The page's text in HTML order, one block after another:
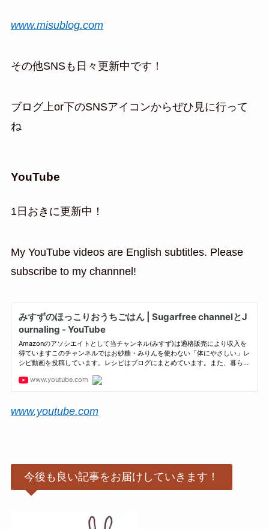
www.misublog.com
その他SNSも日々更新中です！
ブログ上or下のSNSアイコンからぜひ見に行って
ね
YouTube
1日おきに更新中！
My YouTube videos are English subtitles. Please
subscribe to my channnel!
www.youtube.com
今後も良い記事をお届けしていきます！